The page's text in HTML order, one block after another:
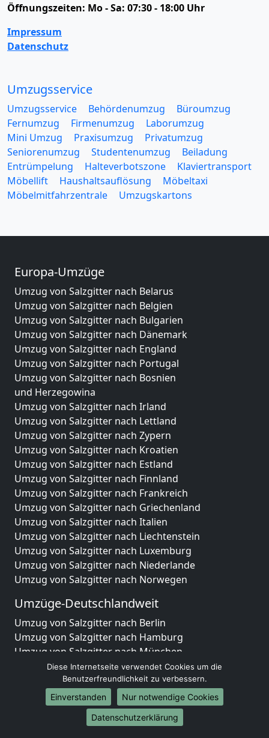
Öffnungszeiten: Mo - Sa: 07:30 - 18:00 Uhr
Impressum
Datenschutz
Umzugsservice
Umzugsservice Behördenumzug
Büroumzug
Fernumzug
Firmenumzug
Laborumzug
Mini Umzug
Praxisumzug
Privatumzug
Seniorenumzug
Studentenumzug
Beiladung
Entrümpelung
Halteverbotszone
Klaviertransport
Möbellift
Haushaltsauflösung
Möbeltaxi
Möbelmitfahrzentrale
Umzugskartons
Europa-Umzüge
Umzug von Salzgitter nach Belarus
Umzug von Salzgitter nach Belgien
Umzug von Salzgitter nach Bulgarien
Umzug von Salzgitter nach Dänemark
Umzug von Salzgitter nach England
Umzug von Salzgitter nach Portugal
Umzug von Salzgitter nach Bosnien
und Herzegowina
Umzug von Salzgitter nach Irland
Umzug von Salzgitter nach Lettland
Umzug von Salzgitter nach Zypern
Umzug von Salzgitter nach Kroatien
Umzug von Salzgitter nach Estland
Umzug von Salzgitter nach Finnland
Umzug von Salzgitter nach Frankreich
Umzug von Salzgitter nach Griechenland
Umzug von Salzgitter nach Italien
Umzug von Salzgitter nach Liechtenstein
Umzug von Salzgitter nach Luxemburg
Umzug von Salzgitter nach Niederlande
Umzug von Salzgitter nach Norwegen
Umzüge-Deutschlandweit
Umzug von Salzgitter nach Berlin
Umzug von Salzgitter nach Hamburg
Umzug von Salzgitter nach München
Umzug von Salzgitter nach Köln
Umzug von Salzgitter nach Frankfurt am Main
Umzug von Salzgitter nach Stuttgart
Umzug von Salzgitter nach Düsseldorf
Umzug von Salzgitter nach Leipzig
Diese Internetseite verwendet Cookies um die
Benutzerfreundlichkeit zu verbessern.
Einverstanden
Nur notwendige Cookies
Datenschutzerklärung